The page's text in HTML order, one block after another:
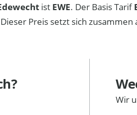
ist EWE. Der Basis Tarif
Dieser Preis setzt sich
Wir